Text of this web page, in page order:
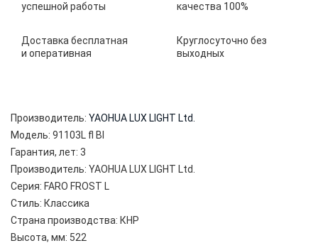
успешной работы
качества 100%
Доставка бесплатная
и оперативная
Круглосуточно без
выходных
Производитель: YAOHUA LUX LIGHT Ltd.
Модель: 91103L fl Bl
Гарантия, лет: 3
Производитель: YAOHUA LUX LIGHT Ltd.
Серия: FARO FROST L
Стиль: Классика
Страна производства: КНР
Высота, мм: 522